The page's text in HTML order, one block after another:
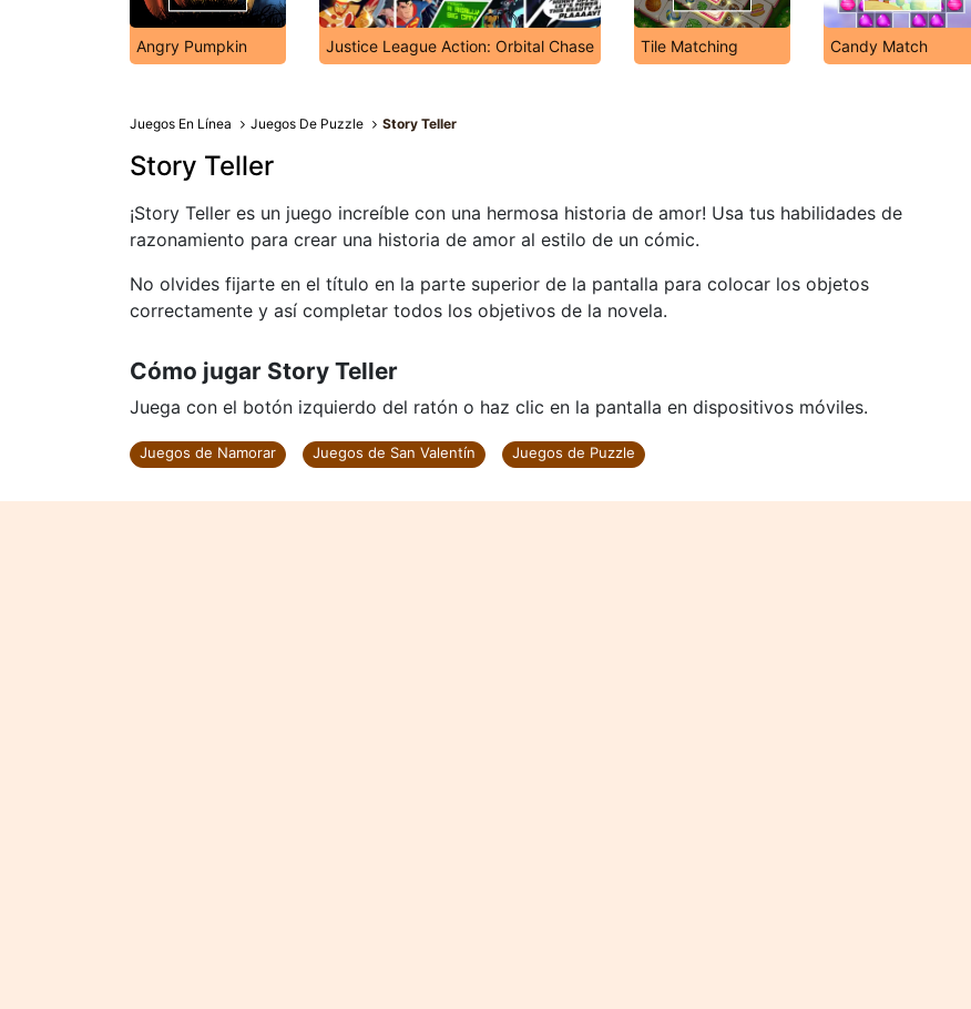
Angry Pumpkin Justice League Action: Orbital Chase Tile Matching Candy Match
Juegos En Línea Juegos De Puzzle Story Teller
Story Teller
¡Story Teller es un juego increíble con una hermosa historia de amor! Usa tus habilidades de
razonamiento para crear una historia de amor al estilo de un cómic.
No olvides fijarte en el título en la parte superior de la pantalla para colocar los objetos
correctamente y así completar todos los objetivos de la novela.
Cómo jugar Story Teller
Juega con el botón izquierdo del ratón o haz clic en la pantalla en dispositivos móviles.
Juegos de Namorar Juegos de San Valentín Juegos de Puzzle